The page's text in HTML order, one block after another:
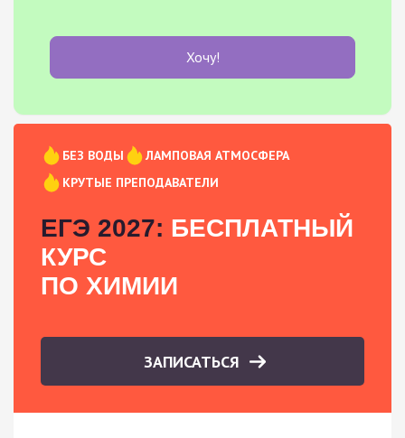
Хочу!
БЕЗ ВОДЫ
ЛАМПОВАЯ АТМОСФЕРА
КРУТЫЕ ПРЕПОДАВАТЕЛИ
ЕГЭ 2027: БЕСПЛАТНЫЙ
КУРС
ПО ХИМИИ
ЗАПИСАТЬСЯ